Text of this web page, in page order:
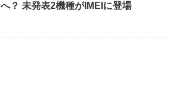
へ？ 未発表2機種がIMEIに登場